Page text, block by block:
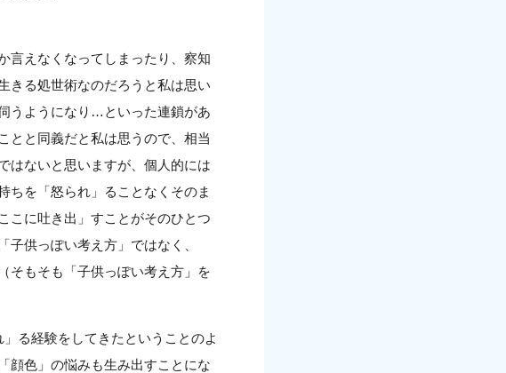
言えなくなってしまったり、察知
きる処世術なのだろうと私は思い
うようになり…といった連鎖があ
とと同義だと私は思うので、相当
はないと思いますが、個人的には
ちを「怒られ」ることなくそのま
こに吐き出」すことがそのひとつ
供っぽい考え方」ではなく、
そもそも「子供っぽい考え方」を
る経験をしてきたということのよ
顔色」の悩みも生み出すことにな